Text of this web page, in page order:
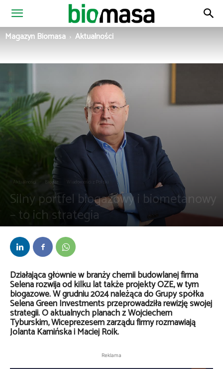
Magazyn
Magazyn Biomasa Aktualności
Aktualności Biogaz Wiadomości z Polski
Silny portfel biogazowy i biometanowy
– to ich strategia
Działająca głównie w branży chemii budowlanej firma
Selena rozwija od kilku lat także projekty OZE, w tym
biogazowe. W grudniu 2024 należąca do Grupy spółka
Selena Green Investments przeprowadziła rewizję swojej
strategii. O aktualnych planach z Wojciechem
Tyburskim, Wiceprezesem zarządu firmy rozmawiają
Jolanta Kamińska i Maciej Roik.
Reklama